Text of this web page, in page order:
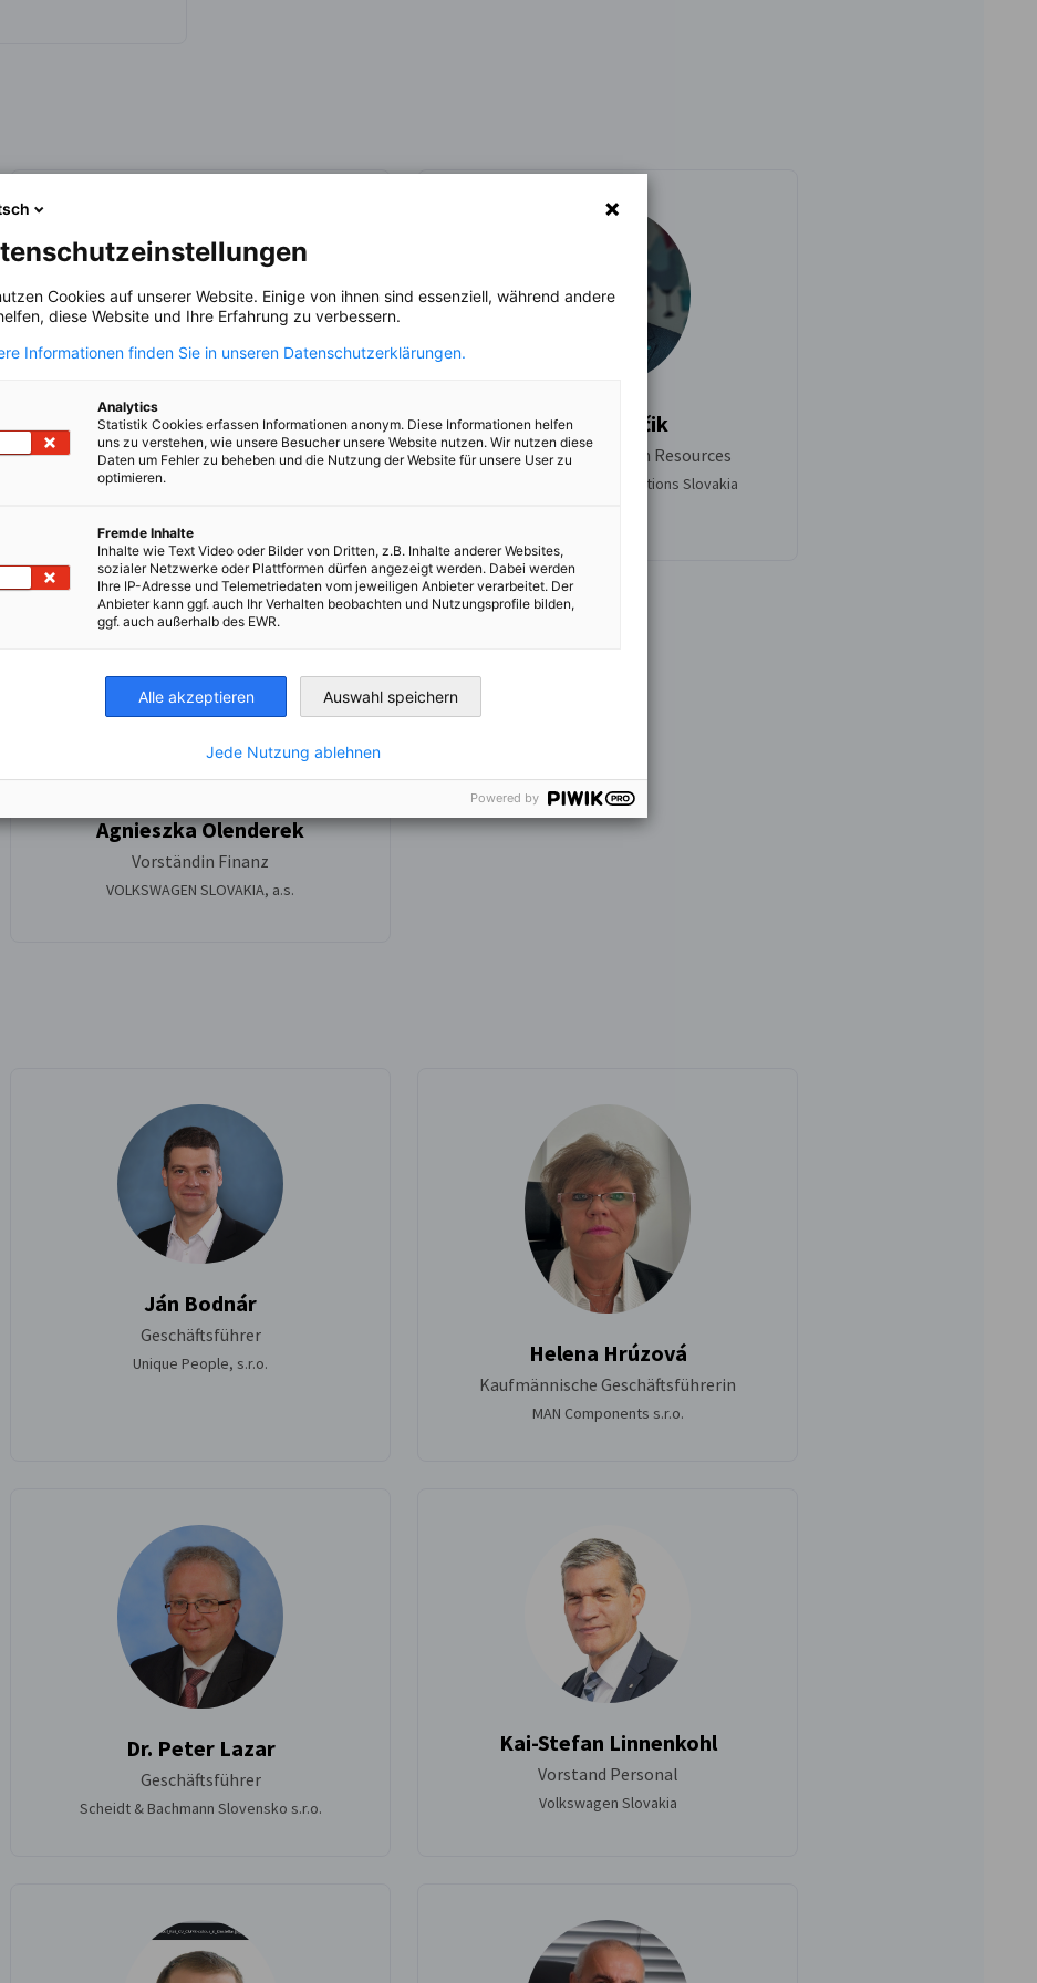
Margareta Sovova
Managing Partner International
LYNX legal s. r. o.
Igor Stančik
Vice President Human Resources
Deutsche Telekom IT Solutions Slovakia
Agnieszka Olenderek
Vorständin Finanz
VOLKSWAGEN SLOVAKIA, a.s.
Ján Bodnár
Geschäftsführer
Unique People, s.r.o. Helena Hrúzová
Kaufmännische Geschäftsführerin
MAN Components s.r.o.
Dr. Peter Lazar
Geschäftsführer
Scheidt & Bachmann Slovensko s.r.o.
Kai-Stefan Linnenkohl
Vorstand Personal
Volkswagen Slovakia
Cookies auf unserer Website. Einige von ihnen sind essenziell, während andere
diese Website und Ihre Erfahrung zu verbessern.
Informationen finden Sie in unseren Datenschutzerklärungen.
Analytics
Statistik Cookies erfassen Informationen anonym. Diese Informationen helfen
uns zu verstehen, wie unsere Besucher unsere Website nutzen. Wir nutzen diese
Daten um Fehler zu beheben und die Nutzung der Website für unsere User zu
optimieren.
Fremde Inhalte
Inhalte wie Text Video oder Bilder von Dritten, z.B. Inhalte anderer Websites,
sozialer Netzwerke oder Plattformen dürfen angezeigt werden. Dabei werden
Ihre IP-Adresse und Telemetriedaten vom jeweiligen Anbieter verarbeitet. Der
Anbieter kann ggf. auch Ihr Verhalten beobachten und Nutzungsprofile bilden,
ggf. auch außerhalb des EWR.
Alle akzeptieren Auswahl speichern
Jede Nutzung ablehnen
Powered by